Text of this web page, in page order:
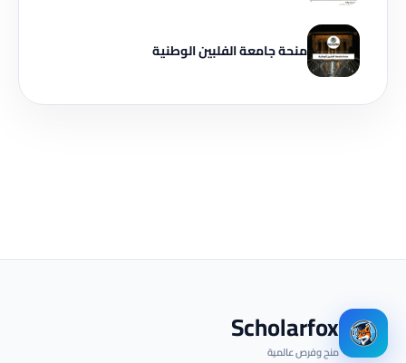
منحة جامعة الفلبين الوطنية
Scholarfox
منح وفرص عالمية